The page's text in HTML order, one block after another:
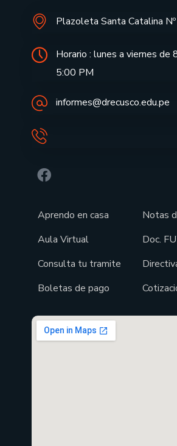
Plazoleta Santa Catalina
Horario : lunes a viernes de
5:00 PM
informes@drecusco.edu.pe
Aprendo en casa
Aula Virtual
Consulta tu tramite
Boletas de pago
Notas
Doc.